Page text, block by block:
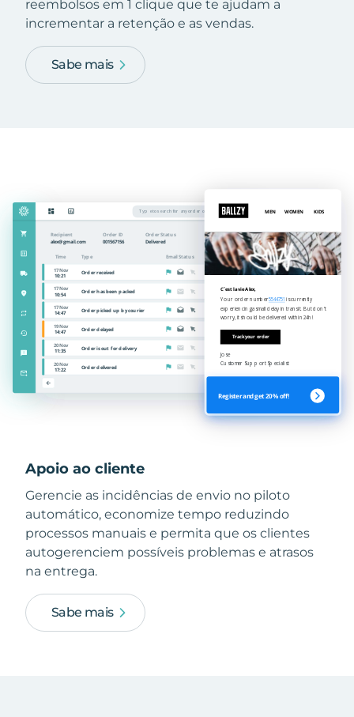
reembolsos em 1 clique que te ajudam a
incrementar a retenção e as vendas.
Sabe mais
Apoio ao cliente
Gerencie as incidências de envio no piloto
automático, economize tempo reduzindo
processos manuais e permita que os clientes
autogerenciem possíveis problemas e atrasos
na entrega.
Sabe mais